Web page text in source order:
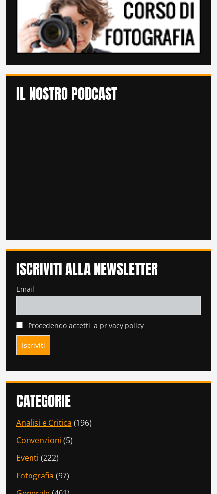
IL NOSTRO PODCAST
ISCRIVITI ALLA NEWSLETTER
Email
Procedendo accetti la privacy policy
CATEGORIE
Analisi e Critica (196)
Convenzioni (5)
Eventi (222)
Fotografia (97)